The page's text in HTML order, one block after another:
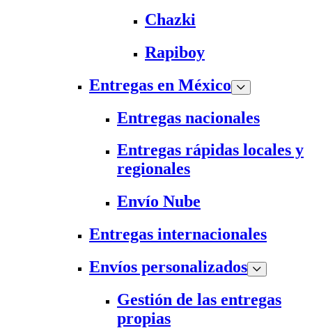
Chazki
Rapiboy
Entregas en México
Entregas nacionales
Entregas rápidas locales y
regionales
Envío Nube
Entregas internacionales
Envíos personalizados
Gestión de las entregas
propias